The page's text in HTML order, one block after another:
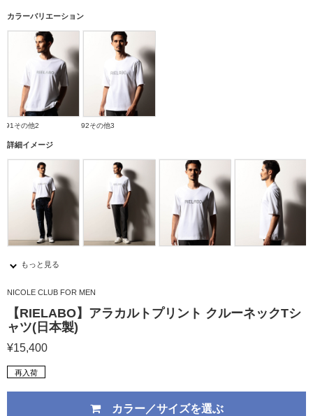
カラーバリエーション
91その他2 92その他3
詳細イメージ
もっと見る
NICOLE CLUB FOR MEN
【RIELABO】アラカルトプリント クルーネックTシ
ャツ(日本製)
¥15,400
再入荷
カラー／サイズを選ぶ